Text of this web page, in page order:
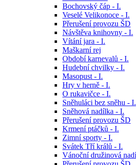
Bochovský čáp - I.
Veselé Velikonoce - I.
Přerušení provozu ŠD
Návštěva knihovny - I.
Vítání jara - I.
Maškarní rej
Období karnevalů - I.
Hudební chvilky - I.
Masopust - I.
Hry v herně - I.
O rukavičce - I.
Sněhuláci bez sněhu - I.
Sněhová nadílka - I.
Přerušení provozu ŠD
Krmení ptáčků - I.
Zimní sporty - I.
Svátek Tří králů - I.
Vánoční družinová